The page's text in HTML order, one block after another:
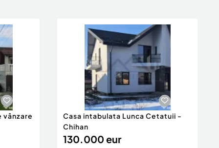
vânzare
Casa intabulata Lunca Cetatuii -
Chihan
130.000 eur